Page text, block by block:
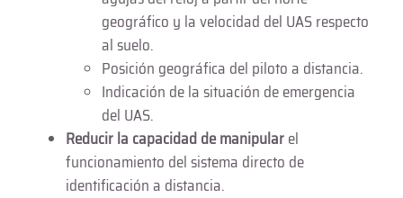
geográfico y la velocidad del UAS respecto
al suelo.
Posición geográfica del piloto a distancia.
Indicación de la situación de emergencia
del UAS.
Reducir la capacidad de manipularel
funcionamiento del sistema directo de
identificación a distancia.​​​​